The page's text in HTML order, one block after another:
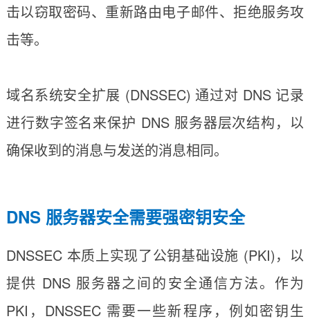
击以窃取密码、重新路由电子邮件、拒绝服务攻
击等。
域名系统安全扩展 (DNSSEC) 通过对 DNS 记录
进行数字签名来保护 DNS 服务器层次结构，以
确保收到的消息与发送的消息相同。
DNS 服务器安全需要强密钥安全
DNSSEC 本质上实现了公钥基础设施 (PKI)，以
提供 DNS 服务器之间的安全通信方法。作为
PKI，DNSSEC 需要一些新程序，例如密钥生